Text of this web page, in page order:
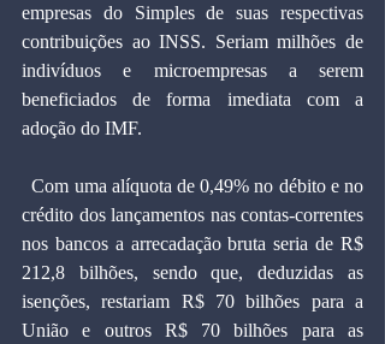
empresas do Simples de suas respectivas
contribuições ao INSS. Seriam milhões de
indivíduos e microempresas a serem
beneficiados de forma imediata com a
adoção do IMF.
  Com uma alíquota de 0,49% no débito e no
crédito dos lançamentos nas contas-correntes
nos bancos a arrecadação bruta seria de R$
212,8 bilhões, sendo que, deduzidas as
isenções, restariam R$ 70 bilhões para a
União e outros R$ 70 bilhões para as